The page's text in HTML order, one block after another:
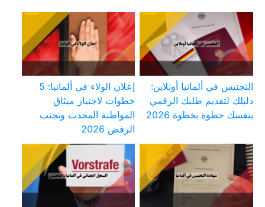
التجنيس في ألمانيا أونلاين:
دليلك لتقديم طلبك الرقمي
بنفسك خطوة بخطوة 2026
إعلان الولاء في ألمانيا: 5
خطوات لاجتياز ميثاق
المواطنة المحدث وتجنب
الرفض 2026